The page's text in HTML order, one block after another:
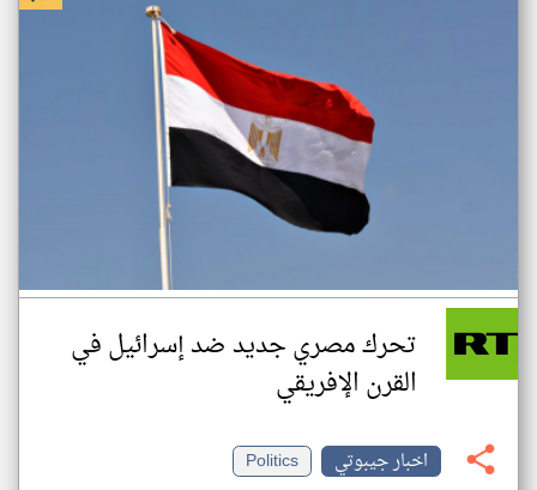
تحرك مصري جديد ضد إسرائيل في
القرن الإفريقي
اخبار جيبوتي
Politics